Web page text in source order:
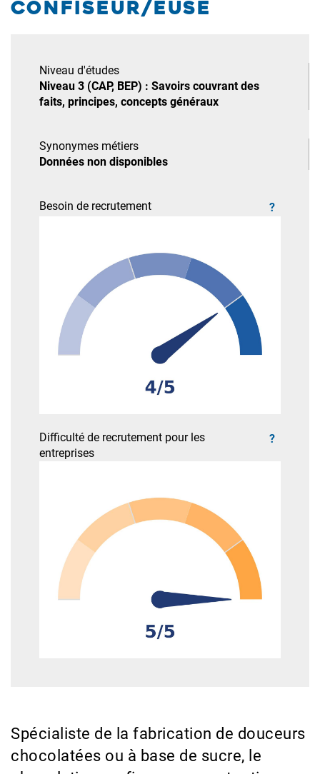
confiseur/euse
Niveau d'études
Niveau 3 (CAP, BEP) : Savoirs couvrant des
faits, principes, concepts généraux
Synonymes métiers
Données non disponibles
?
Besoin de recrutement
?
Difficulté de recrutement pour les
entreprises
Spécialiste de la fabrication de douceurs
chocolatées ou à base de sucre, le